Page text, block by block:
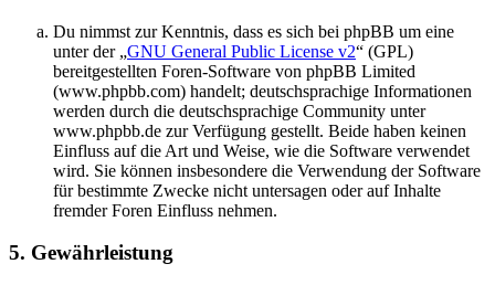
Du nimmst zur Kenntnis, dass es sich bei phpBB um eine
unter der „GNU General Public License v2“ (GPL)
bereitgestellten Foren-Software von phpBB Limited
(www.phpbb.com) handelt; deutschsprachige Informationen
werden durch die deutschsprachige Community unter
www.phpbb.de zur Verfügung gestellt. Beide haben keinen
Einfluss auf die Art und Weise, wie die Software verwendet
wird. Sie können insbesondere die Verwendung der Software
für bestimmte Zwecke nicht untersagen oder auf Inhalte
fremder Foren Einfluss nehmen.
5. Gewährleistung